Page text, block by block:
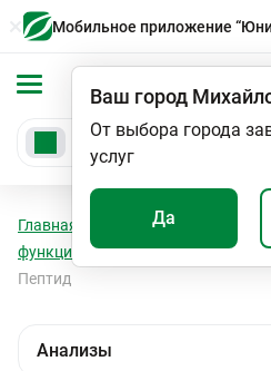
Мобильное приложение
Ваш город
От выбора города
услуг
Да
Главная Анализы
функционального состояния
Пептид